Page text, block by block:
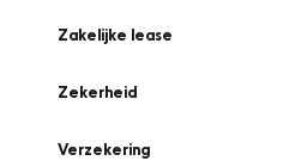
Zakelijke lease
Zekerheid
Verzekering